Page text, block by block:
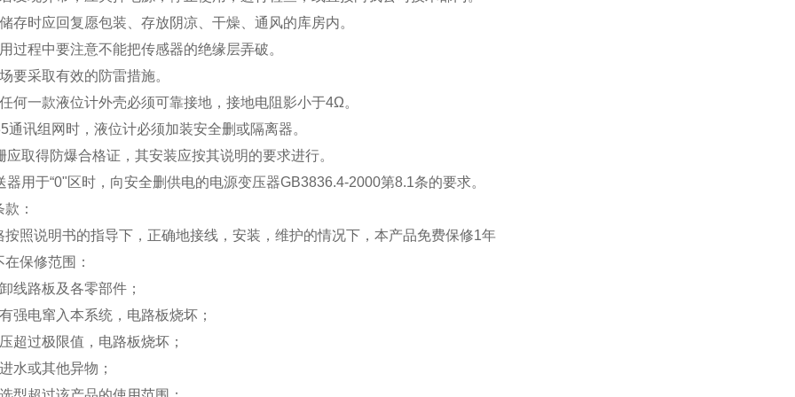
存时应回复愿包装、存放阴凉、干燥、通风的库房内。
过程中要注意不能把传感器的绝缘层弄破。
要采取有效的防雷措施。
何一款液位计外壳必须可靠接地，接地电阻影小于4Ω。
通讯组网时，液位计必须加装安全删或隔离器。
应取得防爆合格证，其安装应按其说明的要求进行。
器用于“0"区时，向安全删供电的电源变压器GB3836.4-2000第8.1条的要求。
：
按照说明书的指导下，正确地接线，安装，维护的情况下，本产品免费保修1年
保修范围：
线路板及各零部件；
强电窜入本系统，电路板烧坏；
超过极限值，电路板烧坏；
水或其他异物；